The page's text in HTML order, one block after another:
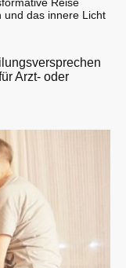
Reise
und das innere Licht
Arzt- oder